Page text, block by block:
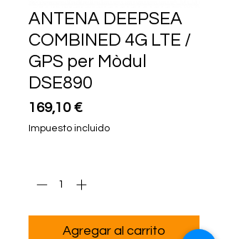
ANTENA DEEPSEA
COMBINED 4G LTE /
GPS per Mòdul
DSE890
169,10 €Precio
Impuesto incluido
Agregar al carrito